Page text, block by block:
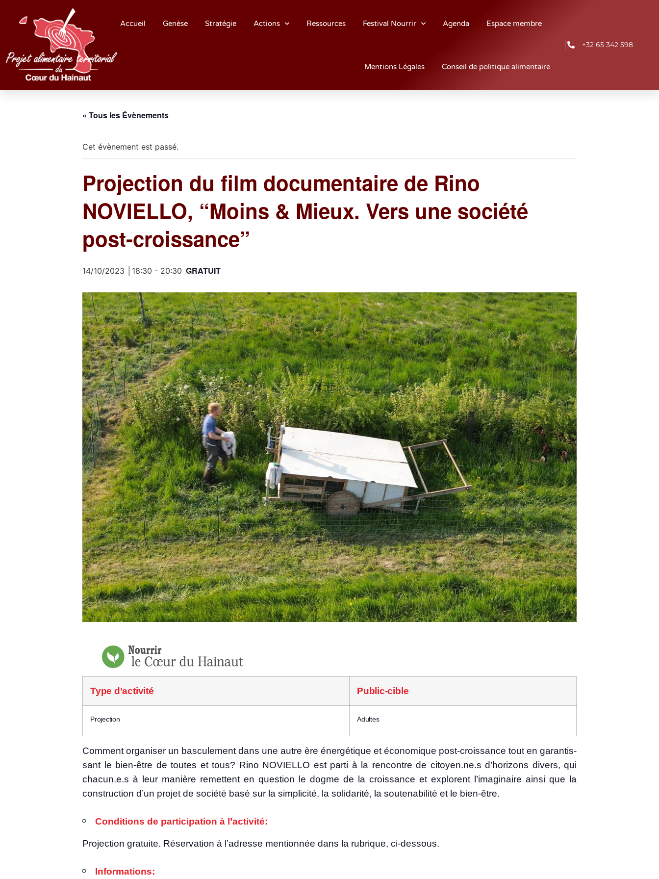
Accueil Genèse Stratégie Actions Ressources Festival Nourrir Agenda Espace membre
Mentions Légales Conseil de politique alimentaire
+32 65 342 598
« Tous les Évènements
Cet évènement est passé.
Projection du film documentaire de Rino
NOVIELLO, “Moins & Mieux. Vers une société
post-croissance”
14/10/2023 │18:30 - 20:30 GRATUIT
Type d’ac­ti­vi­té Public-cible
Pro­jec­tion Adultes
Com­ment orga­ni­ser un bas­cu­le­ment dans une autre ère éner­gé­tique et éco­no­mique post-crois­sance tout en garan­tis­
sant le bien-être de toutes et tous? Rino NOVIELLO est par­ti à la ren­contre de citoyen.ne.s d’ho­ri­zons divers, qui
chacun.e.s à leur manière remettent en ques­tion le dogme de la crois­sance et explorent l’i­ma­gi­naire ain­si que la
construc­tion d’un pro­jet de socié­té basé sur la sim­pli­ci­té, la soli­da­ri­té, la sou­te­na­bi­li­té et le bien-être.
Condi­tions de par­ti­ci­pa­tion à l’activité:
Pro­jec­tion gra­tuite. Réser­va­tion à l’a­dresse men­tion­née dans la rubrique, ci-des­sous.
Infor­ma­tions: